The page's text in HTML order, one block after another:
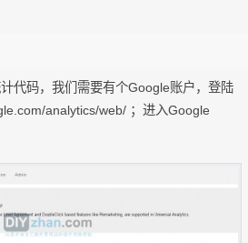
代码，我们需要有个Google账户，登陆
analytics/web/ ；进入Google